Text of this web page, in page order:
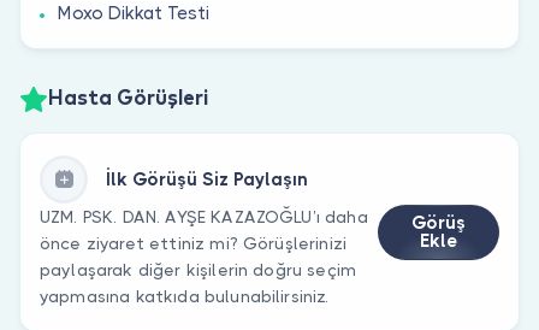
Moxo Dikkat Testi
Hasta Görüşleri
İlk Görüşü Siz Paylaşın
UZM. PSK. DAN. AYŞE KAZAZOĞLU’ı daha
önce ziyaret ettiniz mi? Görüşlerinizi
paylaşarak diğer kişilerin doğru seçim
yapmasına katkıda bulunabilirsiniz.
Görüş
Ekle